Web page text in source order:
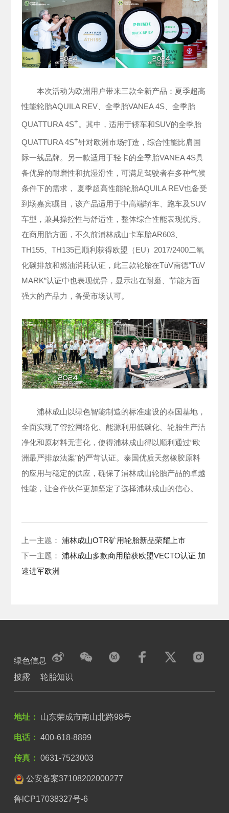
本次活动为欧洲用户带来三款全新产品：夏季超高
性能轮胎AQUILA REV、全季胎VANEA 4S、全季胎
QUATTURA 4S+。其中，适用于轿车和SUV的全季胎
QUATTURA 4S+针对欧洲市场打造，综合性能比肩国
际一线品牌。另一款适用于轻卡的全季胎VANEA 4S具
备优异的耐磨性和抗湿滑性，可满足驾驶者在多种气候
条件下的需求， 夏季超高性能轮胎AQUILA REV也备受
到场嘉宾瞩目，该产品适用于中高端轿车、跑车及SUV
车型，兼具操控性与舒适性，整体综合性能表现优秀。
在商用胎方面，不久前浦林成山卡车胎AR603、
TH155、TH135已顺利获得欧盟（EU）2017/2400二氧
化碳排放和燃油消耗认证，此三款轮胎在TüV南德“TüV
MARK”认证中也表现优异，显示出在耐磨、节能方面
强大的产品力，备受市场认可。
浦林成山以绿色智能制造的标准建设的泰国基地，
全面实现了管控网络化、能源利用低碳化、轮胎生产洁
净化和原材料无害化，使得浦林成山得以顺利通过“欧
洲最严排放法案”的严苛认证。泰国优质天然橡胶原料
的应用与稳定的供应，确保了浦林成山轮胎产品的卓越
性能，让合作伙伴更加坚定了选择浦林成山的信心。
上一主题：浦林成山OTR矿用轮胎新品荣耀上市
下一主题：浦林成山多款商用胎获欧盟VECTO认证 加
速进军欧洲
绿色信息
披露
轮胎知识
地址： 山东荣成市南山北路98号
电话： 400-618-8899
传真： 0631-7523003
公安备案37108202000277
鲁lCP17038327号-6